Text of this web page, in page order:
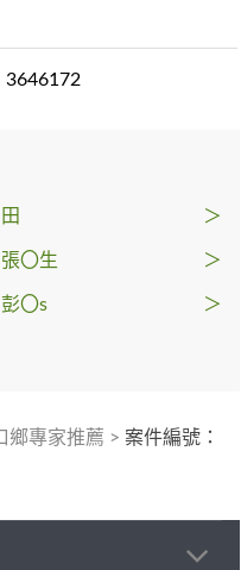
3646172
田 ＞
張〇生 ＞
彭〇s ＞
鄉專家推薦 > 案件編號：